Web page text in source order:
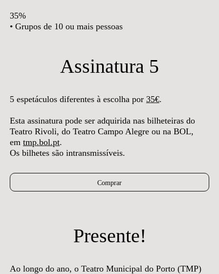
35%
• Grupos de 10 ou mais pessoas
Assinatura 5
5 espetáculos diferentes à escolha por 35€.
Esta assinatura pode ser adquirida nas bilheteiras do
Teatro Rivoli, do Teatro Campo Alegre ou na BOL,
em tmp.bol.pt.
Os bilhetes são intransmissíveis.
Comprar
Presente!
Ao longo do ano, o Teatro Municipal do Porto (TMP)